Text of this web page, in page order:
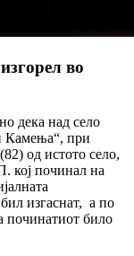
во
дека над село
Камења“, при
од истото село,
кој починал на
изгаснат, а по
починатиот било